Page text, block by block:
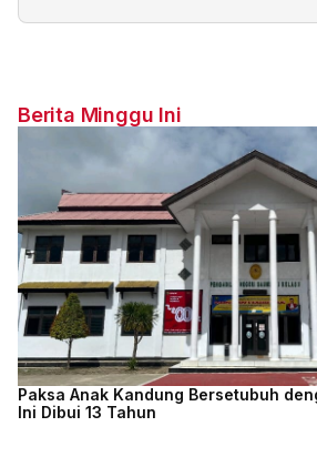
Berita Minggu Ini
Paksa Anak Kandung Bersetubuh
Ini Dibui 13 Tahun